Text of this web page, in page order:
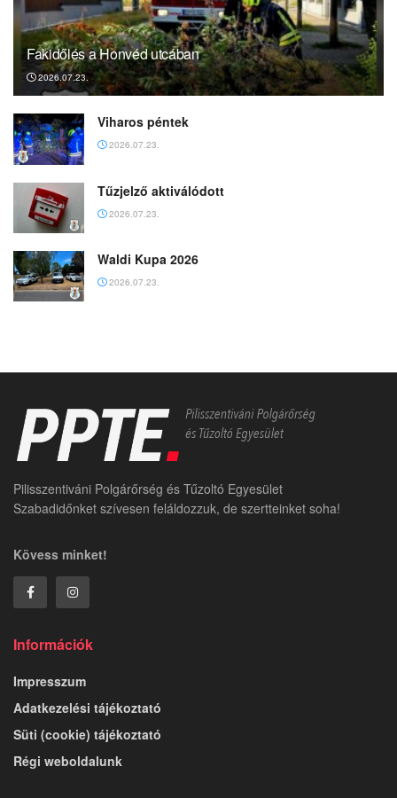
Fakidőlés a Honvéd utcában
2026.07.23.
Viharos péntek
2026.07.23.
Tűzjelző aktiválódott
2026.07.23.
Waldi Kupa 2026
2026.07.23.
Pilisszentiváni Polgárőrség és Tűzoltó Egyesület
Szabadidőnket szívesen feláldozzuk, de szertteinket soha!
Kövess minket!
Információk
Impresszum
Adatkezelési tájékoztató
Süti (cookie) tájékoztató
Régi weboldalunk